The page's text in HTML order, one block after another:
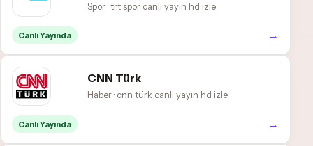
Spor · trt spor canlı yayın hd izle
Canlı Yayında →
CNN Türk
Haber · cnn türk canlı yayın hd izle
Canlı Yayında →